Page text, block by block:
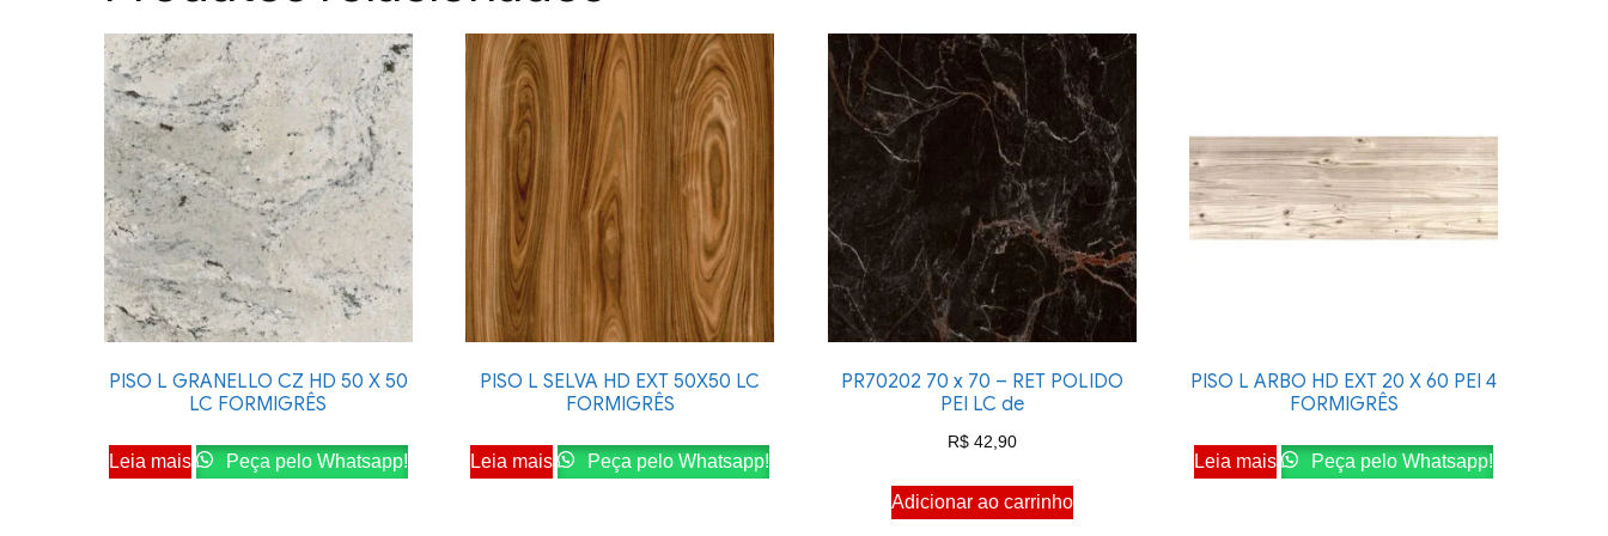
PISO L GRANELLO CZ HD 50 X 50
LC FORMIGRÊS
Leia mais Peça pelo Whatsapp!
PISO L SELVA HD EXT 50X50 LC
FORMIGRÊS
Leia mais Peça pelo Whatsapp!
PR70202 70 x 70 – RET POLIDO
PEI LC de
R$42,90
Adicionar ao carrinho
PISO L ARBO HD EXT 20 X 60 PEI 4
FORMIGRÊS
Leia mais Peça pelo Whatsapp!